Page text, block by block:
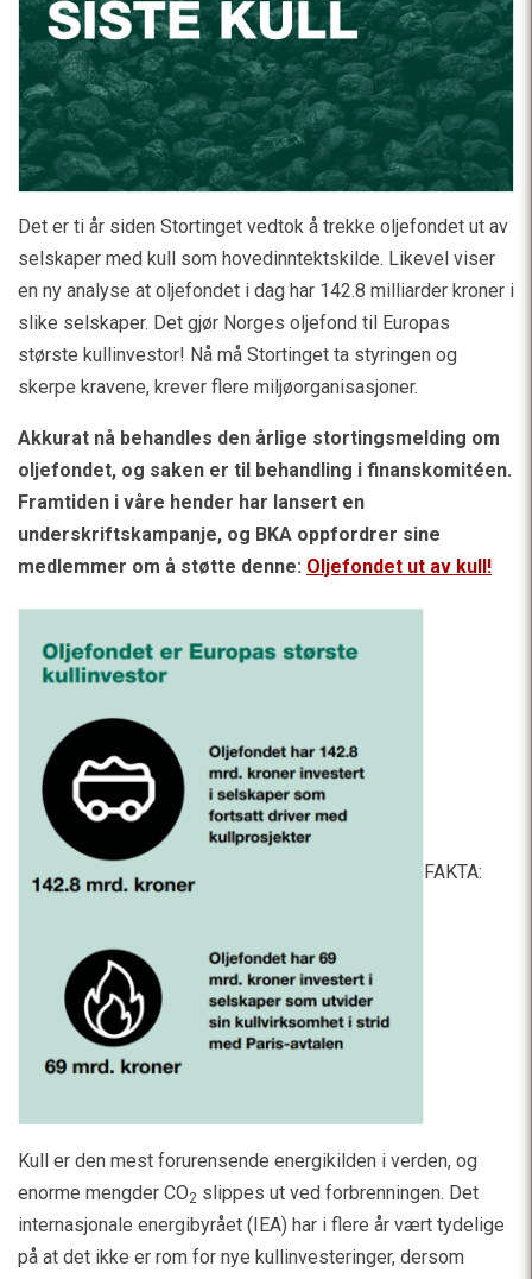
Det er ti år siden Stortinget vedtok å trekke oljefondet ut av
selskaper med kull som hovedinntektskilde. Likevel viser
en ny analyse at oljefondet i dag har 142.8 milliarder kroner i
slike selskaper. Det gjør Norges oljefond til Europas
største kullinvestor! Nå må Stortinget ta styringen og
skerpe kravene, krever flere miljøorganisasjoner.
Akkurat nå behandles den årlige stortingsmelding om
oljefondet, og saken er til behandling i finanskomitéen.
Framtiden i våre hender har lansert en
underskriftskampanje, og BKA oppfordrer sine
medlemmer om å støtte denne: Oljefondet ut av kull!
FAKTA:
Kull er den mest forurensende energikilden i verden, og
enorme mengder CO2 slippes ut ved forbrenningen. Det
internasjonale energibyrået (IEA) har i flere år vært tydelige
på at det ikke er rom for nye kullinvesteringer, dersom